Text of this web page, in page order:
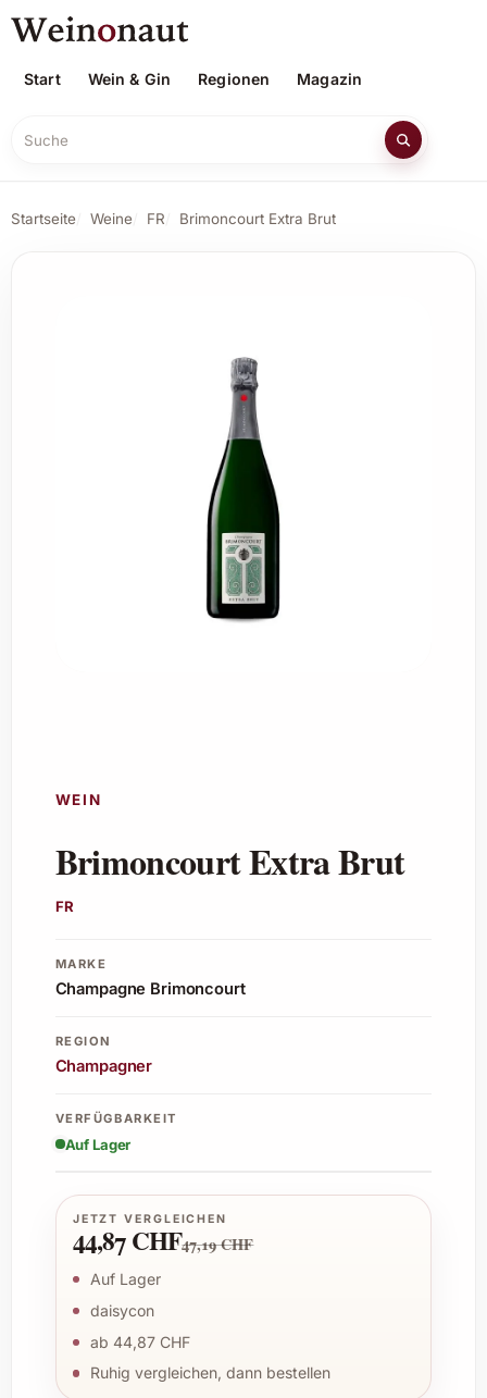
Start Wein & Gin Regionen Magazin
Suche
Startseite Weine FR Brimoncourt Extra Brut
WEIN
Brimoncourt Extra Brut
FR
MARKE
Champagne Brimoncourt
REGION
Champagner
VERFÜGBARKEIT
Auf Lager
JETZT VERGLEICHEN
44,87 CHF47,19 CHF
Auf Lager
daisycon
ab 44,87 CHF
Ruhig vergleichen, dann bestellen